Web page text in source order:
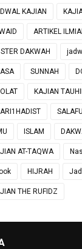
KAJIAN
ARTIKEL
DAKWAH
SUNNAH
KAJIAN
ISLAM
AT-TAQWA
HIJRAH
THE RUFIDZ